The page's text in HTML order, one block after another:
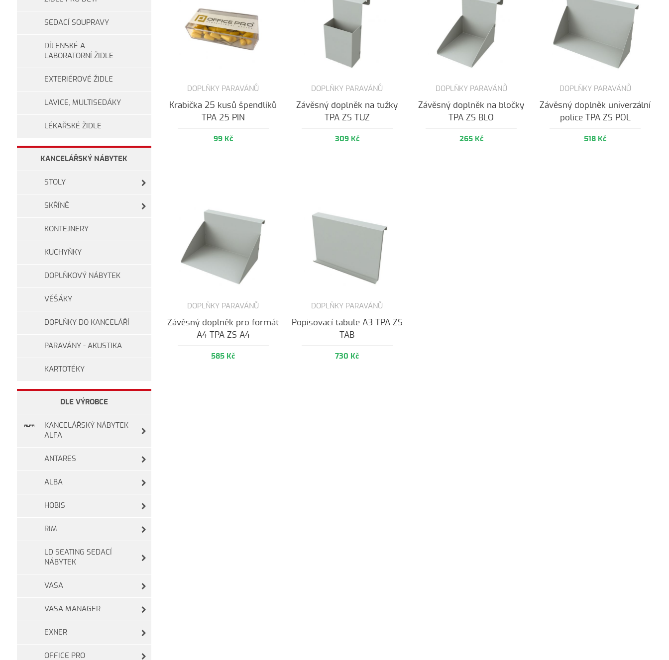
SEDACÍ SOUPRAVY
DÍLENSKÉ A
LABORATORNÍ ŽIDLE
EXTERIÉROVÉ ŽIDLE
LAVICE, MULTISEDÁKY
LÉKAŘSKÉ ŽIDLE
KANCELÁŘSKÝ NÁBYTEK
STOLY
SKŘÍNĚ
KONTEJNERY
KUCHYŇKY
DOPLŇKOVÝ NÁBYTEK
VĚŠÁKY
DOPLŇKY DO KANCELÁŘÍ
PARAVÁNY - AKUSTIKA
KARTOTÉKY
DLE VÝROBCE
KANCELÁŘSKÝ NÁBYTEK
ALFA
ANTARES
ALBA
HOBIS
RIM
LD SEATING SEDACÍ
NÁBYTEK
VASA
VASA MANAGER
EXNER
OFFICE PRO
DOPLŇKY PARAVÁNŮ
Krabička 25 kusů špendlíků
TPA 25 PIN
99 Kč
DOPLŇKY PARAVÁNŮ
Závěsný doplněk na tužky
TPA ZS TUZ
309 Kč
DOPLŇKY PARAVÁNŮ
Závěsný doplněk na bločky
TPA ZS BLO
265 Kč
DOPLŇKY PARAVÁNŮ
Závěsný doplněk univerzální
police TPA ZS POL
518 Kč
DOPLŇKY PARAVÁNŮ
Závěsný doplněk pro formát
A4 TPA ZS A4
585 Kč
DOPLŇKY PARAVÁNŮ
Popisovací tabule A3 TPA ZS
TAB
730 Kč